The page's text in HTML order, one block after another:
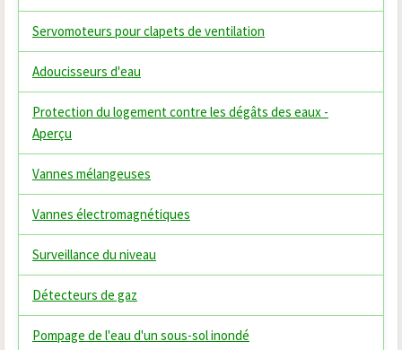
Servomoteurs pour clapets de ventilation
Adoucisseurs d'eau
Protection du logement contre les dégâts des eaux -
Aperçu
Vannes mélangeuses
Vannes électromagnétiques
Surveillance du niveau
Détecteurs de gaz
Pompage de l'eau d'un sous-sol inondé